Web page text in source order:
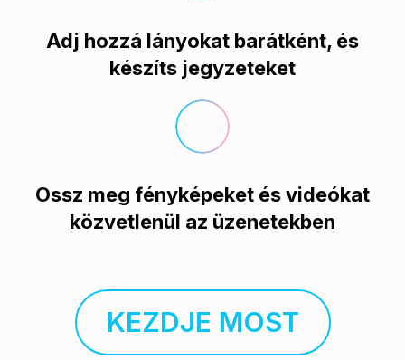
Adj hozzá lányokat barátként, és
készíts jegyzeteket
Ossz meg fényképeket és videókat
közvetlenül az üzenetekben
KEZDJE MOST